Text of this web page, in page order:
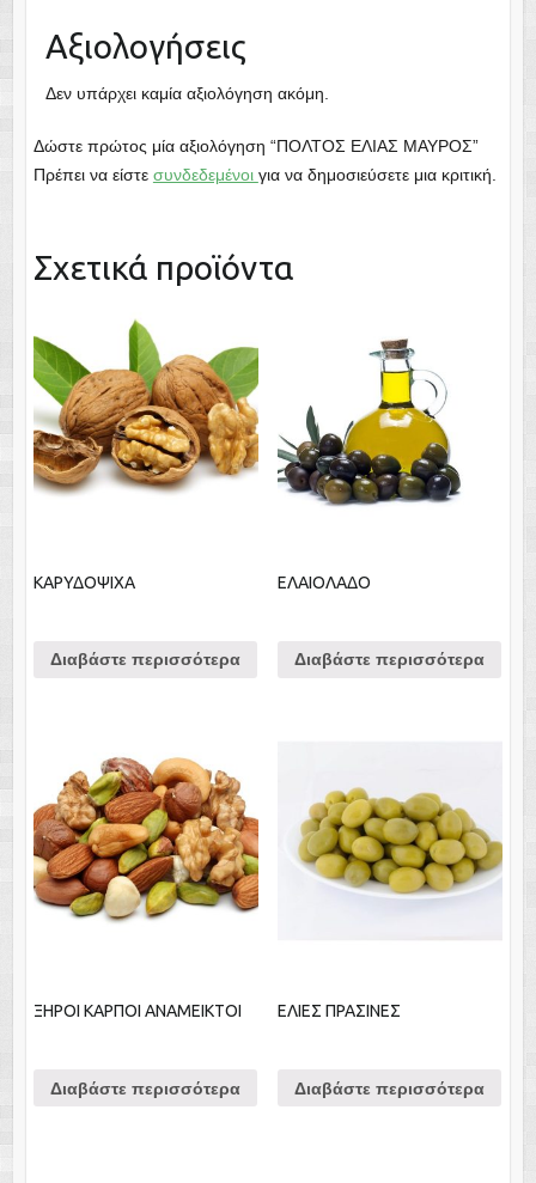
Αξιολογήσεις
Δεν υπάρχει καμία αξιολόγηση ακόμη.
Δώστε πρώτος μία αξιολόγηση “ΠΟΛΤΟΣ ΕΛΙΑΣ ΜΑΥΡΟΣ”
Πρέπει να είστε συνδεδεμένοι για να δημοσιεύσετε μια κριτική.
Σχετικά προϊόντα
ΚΑΡΥΔΟΨΙΧΑ
Διαβάστε περισσότερα
ΕΛΑΙΟΛΑΔΟ
Διαβάστε περισσότερα
ΞΗΡΟΙ ΚΑΡΠΟΙ ΑΝΑΜΕΙΚΤΟΙ
Διαβάστε περισσότερα
ΕΛΙΕΣ ΠΡΑΣΙΝΕΣ
Διαβάστε περισσότερα